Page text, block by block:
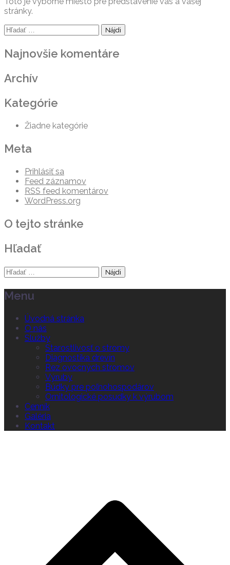
stránky.
Hľadať:
Najnovšie komentáre
Archív
Kategórie
Žiadne kategórie
Meta
Prihlásiť sa
Feed záznamov
RSS feed komentárov
WordPress.org
O tejto stránke
Hľadať
Hľadať:
Menu
Úvodná stránka
O nás
Služby
Starostlivosť o stromy
Diagnostika drevín
Rez ovocných stromov
Výruby
Búdky pre poľnohospodárov
Ornitologické posudky k výrubom
Cenník
Galéria
Kontakt